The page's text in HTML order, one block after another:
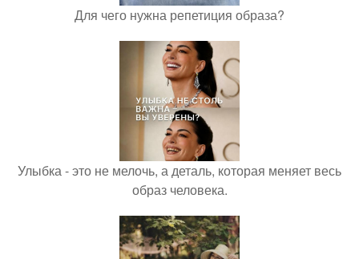
Для чего нужна репетиция образа?
Улыбка - это не мелочь, а деталь, которая меняет весь
образ человека.